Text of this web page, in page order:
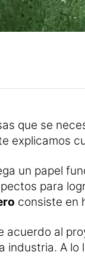
que se
explicamos
un papel
para
consiste en
acuerdo al
industria. A